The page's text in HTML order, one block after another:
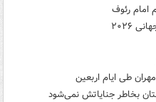
امام رئوف
۲۰۲۶
بخاطر جنایاتش نمی‌شود